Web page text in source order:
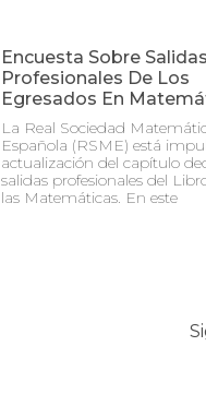
Encuesta Sobre Salidas
Profesionales De Los
Egresados En
La Real Sociedad
Española (RSME) está
actualización del capítulo
salidas profesionales del
las Matemáticas. En este